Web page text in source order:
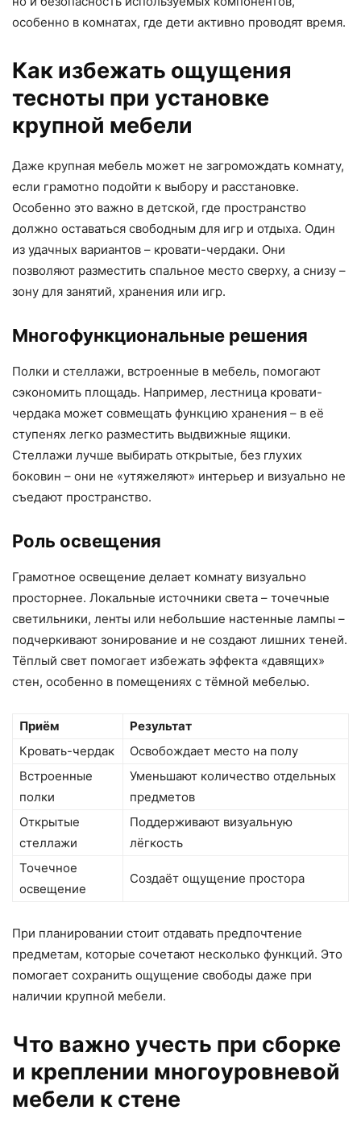
особенно в комнатах, где дети активно проводят время.
Как избежать ощущения
тесноты при установке
крупной мебели
Даже крупная мебель может не загромождать комнату,
если грамотно подойти к выбору и расстановке.
Особенно это важно в детской, где пространство
должно оставаться свободным для игр и отдыха. Один
из удачных вариантов – кровати-чердаки. Они
позволяют разместить спальное место сверху, а снизу –
зону для занятий, хранения или игр.
Многофункциональные решения
Полки и стеллажи, встроенные в мебель, помогают
сэкономить площадь. Например, лестница кровати-
чердака может совмещать функцию хранения – в её
ступенях легко разместить выдвижные ящики.
Стеллажи лучше выбирать открытые, без глухих
боковин – они не «утяжеляют» интерьер и визуально не
съедают пространство.
Роль освещения
Грамотное освещение делает комнату визуально
просторнее. Локальные источники света – точечные
светильники, ленты или небольшие настенные лампы –
подчеркивают зонирование и не создают лишних теней.
Тёплый свет помогает избежать эффекта «давящих»
стен, особенно в помещениях с тёмной мебелью.
Приём
Результат
Кровать-чердак
Освобождает место на полу
Встроенные
полки
Уменьшают количество отдельных
предметов
Открытые
стеллажи
Поддерживают визуальную
лёгкость
Точечное
освещение
Создаёт ощущение простора
При планировании стоит отдавать предпочтение
предметам, которые сочетают несколько функций. Это
помогает сохранить ощущение свободы даже при
наличии крупной мебели.
Что важно учесть при сборке
и креплении многоуровневой
мебели к стене